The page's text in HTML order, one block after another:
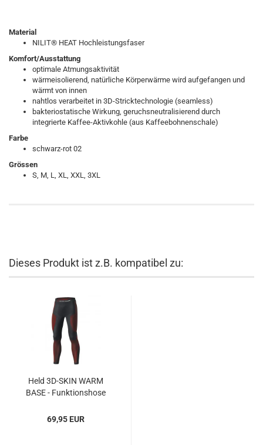
Material
NILIT® HEAT Hochleistungsfaser
Komfort/Ausstattung
optimale Atmungsaktivität
wärmeisolierend, natürliche Körperwärme wird aufgefangen und
wärmt von innen
nahtlos verarbeitet in 3D-Stricktechnologie (seamless)
bakteriostatische Wirkung, geruchsneutralisierend durch
integrierte Kaffee-Aktivkohle (aus Kaffeebohnenschale)
Farbe
schwarz-rot 02
Grössen
S, M, L, XL, XXL, 3XL
Dieses Produkt ist z.B. kompatibel zu:
Held 3D-SKIN WARM
BASE - Funktionshose
69,95 EUR